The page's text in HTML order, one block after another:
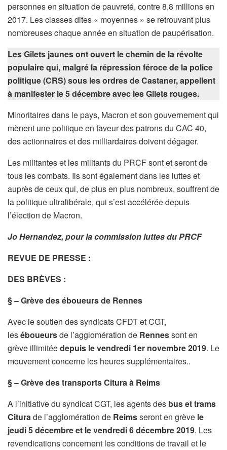
personnes en situation de pauvreté, contre 8,8 millions en
2017. Les classes dites « moyennes » se retrouvant plus
nombreuses chaque année en situation de paupérisation.
Les Gilets jaunes ont ouvert le chemin de la révolte
populaire qui, malgré la répression féroce de la police
politique (CRS) sous les ordres de Castaner, appellent
à manifester le 5 décembre avec les Gilets rouges.
Minoritaires dans le pays, Macron et son gouvernement qui
mènent une politique en faveur des patrons du CAC 40,
des actionnaires et des milliardaires doivent dégager.
Les militantes et les militants du PRCF sont et seront de
tous les combats. Ils sont également dans les luttes et
auprès de ceux qui, de plus en plus nombreux, souffrent de
la politique ultralibérale, qui s’est accélérée depuis
l’élection de Macron.
Jo Hernandez, pour la commission luttes duPRCF
REVUE DE PRESSE :
DES BRÈVES :
§ – Grève des éboueurs de Rennes
Avec le soutien des syndicats CFDT et CGT,
leséboueursde l’agglomération de Rennessont en
grève illimitéedepuis le vendredi 1er novembre 2019. Le
mouvement concerne les heures supplémentaires..
§ – Grève des transports Citura à Reims
A l’initiative du syndicat CGT, les agents des bus et trams
Citurade l’agglomération de Reimsseront en grève le
jeudi 5 décembre et le vendredi 6 décembre 2019. Les
revendications concernent les conditions de travail et le